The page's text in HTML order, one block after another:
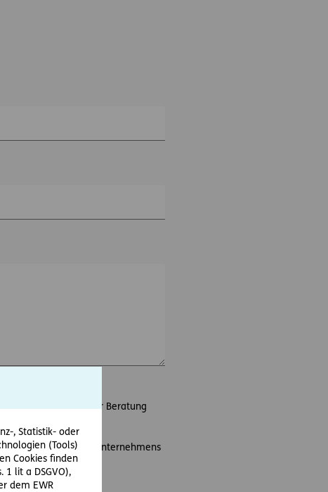
, Statistik- oder
(Tools)
Cookies finden
1 lit a DSGVO),
dem EWR
Termins sowie der Beratung
und Aktionen des Unternehmens